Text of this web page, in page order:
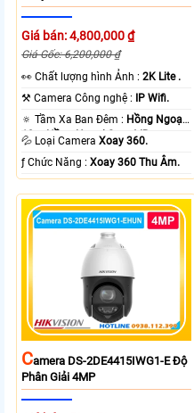
Giá bán: 4,800,000 ₫
Giá Gốc: 6,200,000 ₫
️👀 Chất lượng hình Ảnh :2K Lite .
⚒ Camera Công nghệ :
IP Wifi.
🔅 Tầm Xa Ban Đêm : Hồng Ngoại
10m Hồng Ngoại Smart IR.
💦 Loại CameraXoay 360.
️ƒ Chức Năng :Xoay 360 Thu Âm.
CAmera DS-2DE4415IWG1-E Độ
Phân Giải 4MP